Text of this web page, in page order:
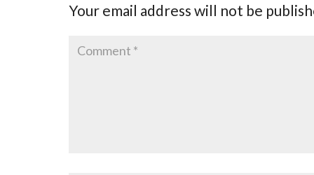
Your email address will not be